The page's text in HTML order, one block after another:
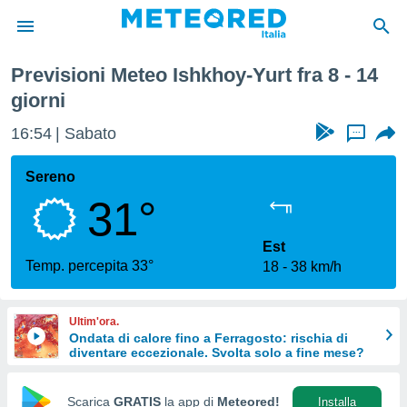
di
per
di
Web
le
Previsioni Meteo Ishkhoy-Yurt fra 8 - 14
giorni
16:54 Sabato ...
Sereno
31°
Temp. percepita 33°
Est
18
38 km/h
Ultim'ora.
Ondata di calore fino a Ferragosto: rischia di
diventare eccezionale. Svolta solo a fine mese?
Scarica GRATIS la app di Meteored! Installa